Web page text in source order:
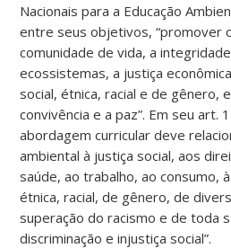
Nacionais para a Educação
entre seus objetivos, “promover
comunidade de vida, a
ecossistemas, a justiça
social, étnica, racial e de gênero,
convivência e a paz”. Em seu art.
abordagem curricular deve
ambiental à justiça social, aos
saúde, ao trabalho, ao consumo,
étnica, racial, de gênero, de
superação do racismo e de toda
discriminação e injustiça social”.